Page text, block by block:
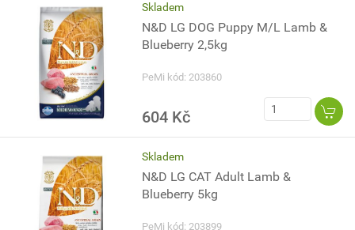
Skladem
N&D LG DOG Puppy M/L Lamb &
Blueberry 2,5kg
PeMi kód: 203860
604 Kč
Skladem
N&D LG CAT Adult Lamb &
Blueberry 5kg
PeMi kód: 203899